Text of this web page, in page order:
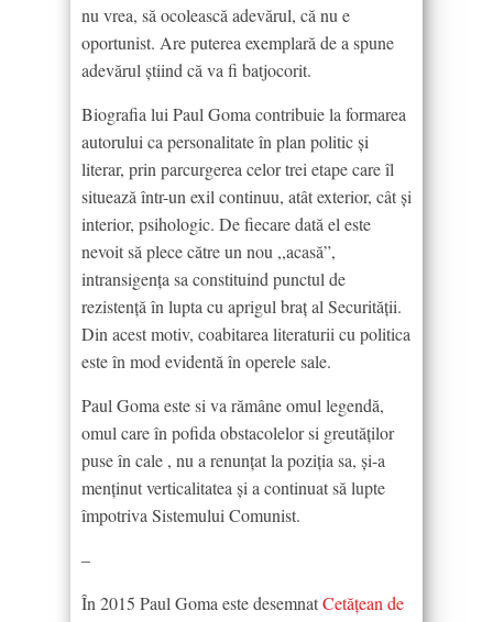
nu vrea, să ocolească adevărul, că nu e
oportunist. Are puterea exemplară de a spune
adevărul ştiind că va fi batjocorit.
Biografia lui Paul Goma contribuie la formarea
autorului ca personalitate în plan politic şi
literar, prin parcurgerea celor trei etape care îl
situează într-un exil continuu, atât exterior, cât şi
interior, psihologic. De fiecare dată el este
nevoit să plece către un nou ,,acasă”,
intransigenţa sa constituind punctul de
rezistenţă în lupta cu aprigul braţ al Securităţii.
Din acest motiv, coabitarea literaturii cu politica
este în mod evidentă în operele sale.
Paul Goma este si va rămâne omul legendă,
omul care în pofida obstacolelor si greutăţilor
puse în cale , nu a renunţat la poziţia sa, şi-a
menţinut verticalitatea şi a continuat să lupte
împotriva Sistemului Comunist.
–
În 2015 Paul Goma este desemnatCetățean de